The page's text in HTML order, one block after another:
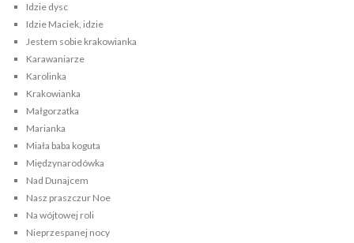
Idzie dysc
Idzie Maciek, idzie
Jestem sobie krakowianka
Karawaniarze
Karolinka
Krakowianka
Małgorzatka
Marianka
Miała baba koguta
Międzynarodówka
Nad Dunajcem
Nasz praszczur Noe
Na wójtowej roli
Nieprzespanej nocy